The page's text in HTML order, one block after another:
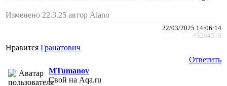
Изменено 22.3.25 автор Alano
22/03/2025 14:06:14
#3204519
Нравится Гранатович
Ответить
MTumanov
Свой на Aqa.ru